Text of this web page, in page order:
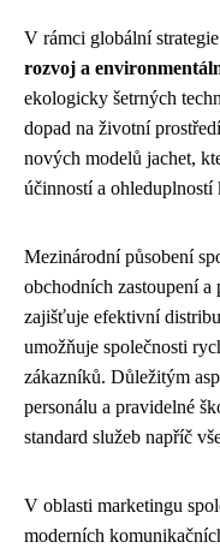
V rámci globální
rozvoj a
ekologicky šetrných
dopad na životní
nových modelů jachet,
účinností a ohleduplností
Mezinárodní působení
obchodních zastoupení
zajišťuje efektivní
umožňuje společnosti
zákazníků. Důležitým
personálu a pravidelné
standard služeb napříč
V oblasti marketingu
moderních